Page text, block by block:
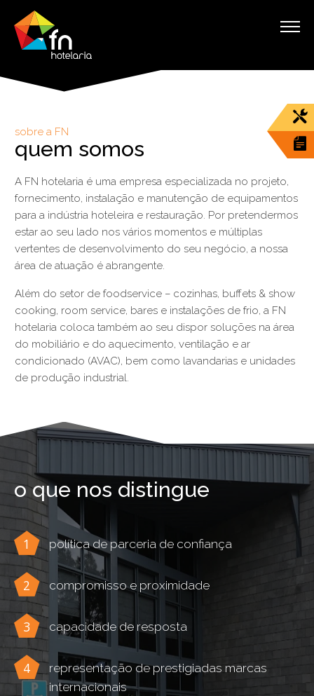
sobre a FN
quem somos
A FN hotelaria é uma empresa especializada no projeto,
fornecimento, instalação e manutenção de equipamentos
para a indústria hoteleira e restauração. Por pretendermos
estar ao seu lado nos vários momentos e múltiplas
vertentes de desenvolvimento do seu negócio, a nossa
área de atuação é abrangente.
Além do setor de foodservice – cozinhas, buffets & show
cooking, room service, bares e instalações de frio, a FN
hotelaria coloca também ao seu dispor soluções na área
do mobiliário e do aquecimento, ventilação e ar
condicionado (AVAC), bem como lavandarias e unidades
de produção industrial.
o que nos distingue
política de parceria de confiança
compromisso e proximidade
capacidade de resposta
representação de prestigiadas marcas
internacionais